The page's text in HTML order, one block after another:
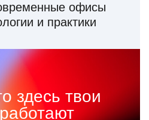
офисы
и практики
здесь твои